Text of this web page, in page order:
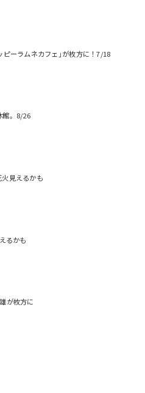
ピーラムネカフェ｣が枚方に！7/18
館。8/26
見えるかも
るかも
が枚方に